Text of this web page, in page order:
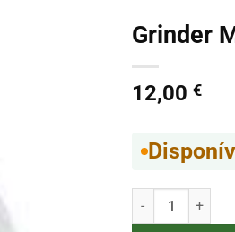
Grinder
12,00 €
Quantidade de